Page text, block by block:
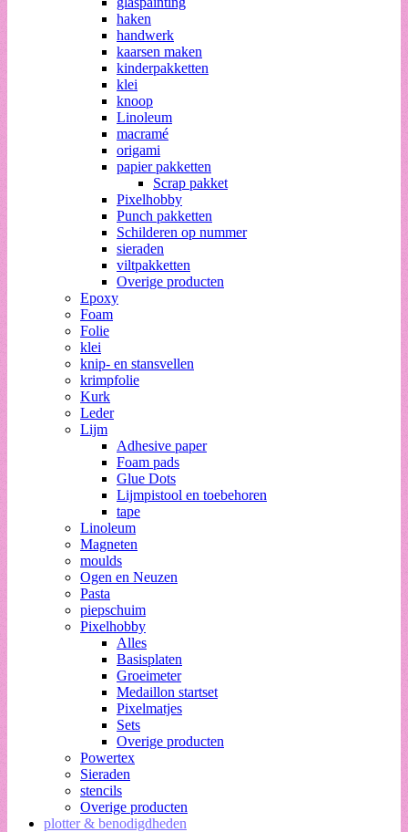
haken
handwerk
kaarsen maken
kinderpakketten
klei
knoop
Linoleum
macramé
origami
papier pakketten
Scrap pakket
Pixelhobby
Punch pakketten
Schilderen op nummer
sieraden
viltpakketten
Overige producten
Epoxy
Foam
Folie
klei
knip- en stansvellen
krimpfolie
Kurk
Leder
Lijm
Adhesive paper
Foam pads
Glue Dots
Lijmpistool en toebehoren
tape
Linoleum
Magneten
moulds
Ogen en Neuzen
Pasta
piepschuim
Pixelhobby
Alles
Basisplaten
Groeimeter
Medaillon startset
Pixelmatjes
Sets
Overige producten
Powertex
Sieraden
stencils
Overige producten
plotter & benodigdheden